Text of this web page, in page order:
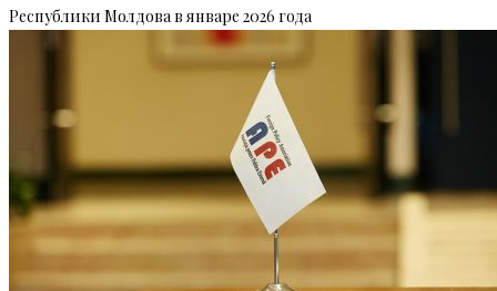
Республики Молдова в январе 2026 года